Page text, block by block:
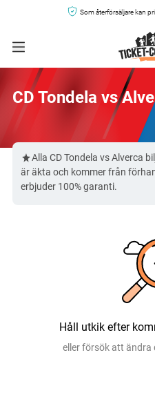
Som återförsäljare kan
CD Tondela vs
Alla CD Tondela vs Alverca
är äkta och kommer från
erbjuder 100% garanti.
Håll utkik efter
eller försök att